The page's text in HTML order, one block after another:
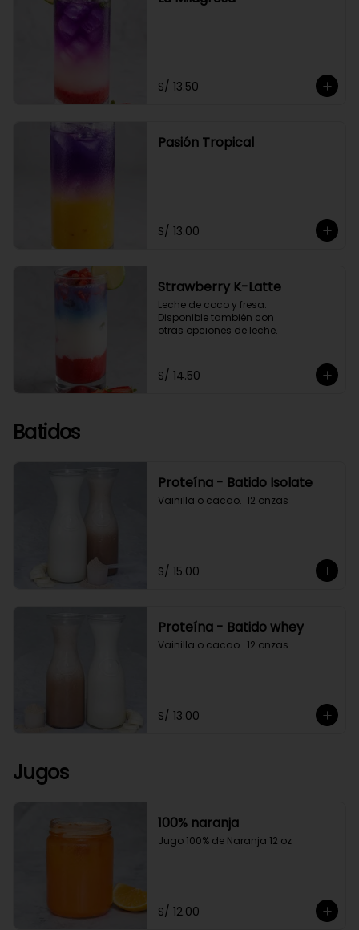
S/ 13.50
Pasión Tropical
S/ 13.00
Strawberry K-Latte
Leche de coco y fresa.
Disponible también con
otras opciones de leche.
S/ 14.50
Batidos
Proteína - Batido Isolate
Vainilla o cacao.  12 onzas
S/ 15.00
Proteína - Batido whey
Vainilla o cacao.  12 onzas
S/ 13.00
Jugos
100% naranja
Jugo 100% de Naranja 12 oz
S/ 12.00